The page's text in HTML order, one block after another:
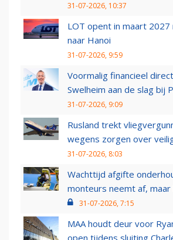
31-07-2026, 10:37
LOT opent in maart
naar Hanoi
31-07-2026, 9:59
Voormalig financieel
Swelheim aan de slag bij
31-07-2026, 9:09
Rusland trekt
wegens zorgen over
31-07-2026, 8:03
Wachttijd afgifte
monteurs neemt af,
31-07-2026, 7:15
MAA houdt deur voor